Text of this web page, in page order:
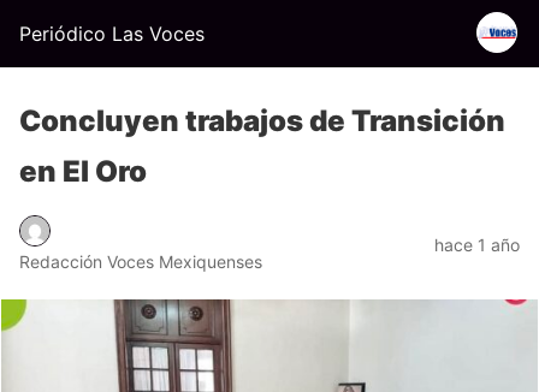
Periódico Las Voces
Concluyen trabajos de Transición
en El Oro
Redacción Voces Mexiquenses
hace 1 año